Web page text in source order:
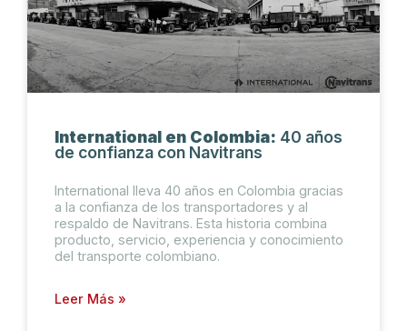
International en Colombia: 40 años
de confianza con Navitrans
International lleva 40 años en Colombia gracias
a la confianza de los transportadores y al
respaldo de Navitrans. Esta historia combina
producto, servicio, experiencia y conocimiento
del transporte colombiano.
Leer Más »